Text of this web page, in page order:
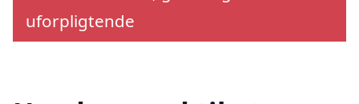
uforpligtende